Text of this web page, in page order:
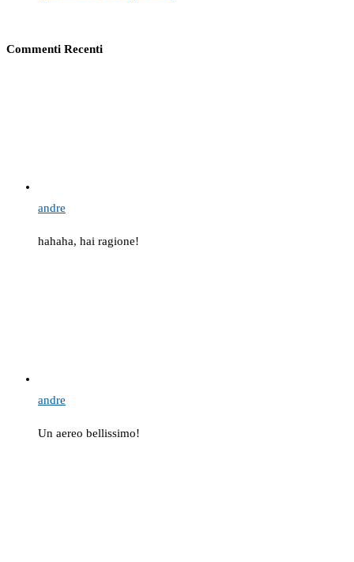
Commenti Recenti
andre
hahaha, hai ragione!
andre
Un aereo bellissimo!